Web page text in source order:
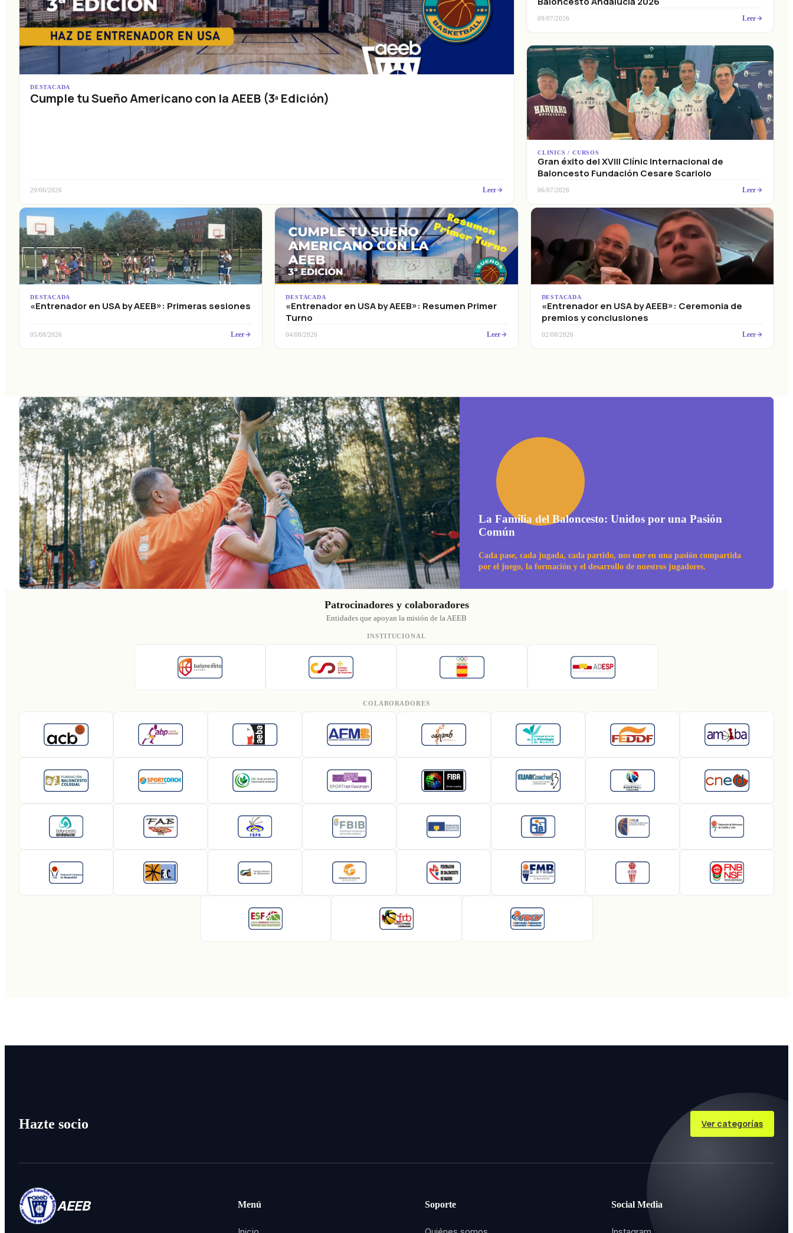
DESTACADA
Cumple tu Sueño Americano con la AEEB (3ª Edición)
29/06/2026 Leer
09/07/2026 Leer
CLINICS / CURSOS
Gran éxito del XVIII Clínic Internacional de
Baloncesto Fundación Cesare Scariolo
06/07/2026 Leer
DESTACADA
«Entrenador en USA by AEEB»: Primeras sesiones
05/08/2026 Leer
DESTACADA
«Entrenador en USA by AEEB»: Resumen Primer
Turno
04/08/2026 Leer
DESTACADA
«Entrenador en USA by AEEB»: Ceremonia de
premios y conclusiones
02/08/2026 Leer
La Familia del Baloncesto: Unidos por una Pasión
Común
Cada pase, cada jugada, cada partido, nos une en una pasión compartida
por el juego, la formación y el desarrollo de nuestros jugadores.
Patrocinadores y colaboradores
Entidades que apoyan la misión de la AEEB
INSTITUCIONAL
COLABORADORES
Hazte socio Ver categorías
AEEB Menú Soporte Social Media